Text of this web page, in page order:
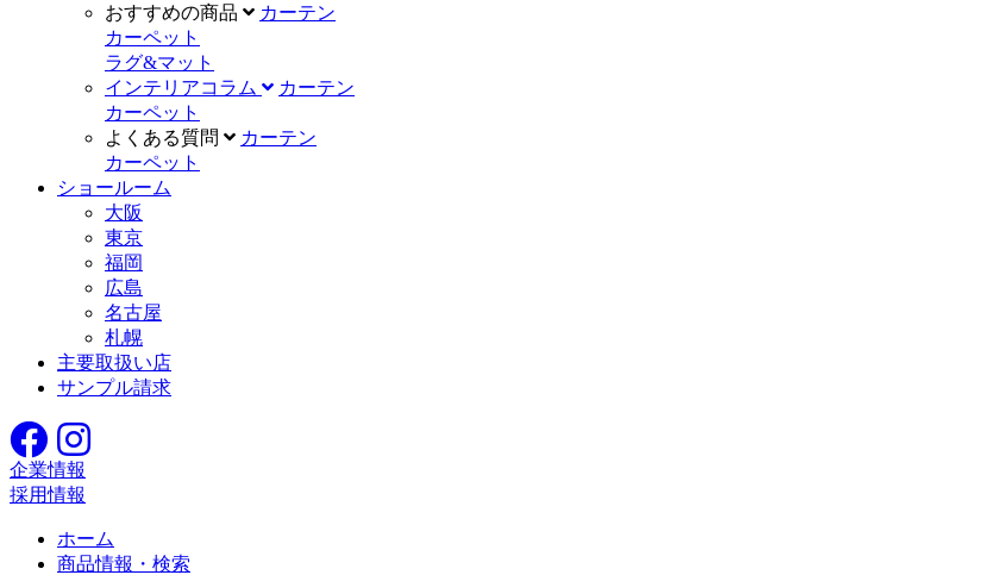
おすすめの商品
カーテン
カーペット
ラグ&マット
インテリアコラム
カーテン
カーペット
よくある質問
カーテン
カーペット
ショールーム
大阪
東京
福岡
広島
名古屋
札幌
主要取扱い店
サンプル請求
企業情報
採用情報
ホーム
商品情報・検索